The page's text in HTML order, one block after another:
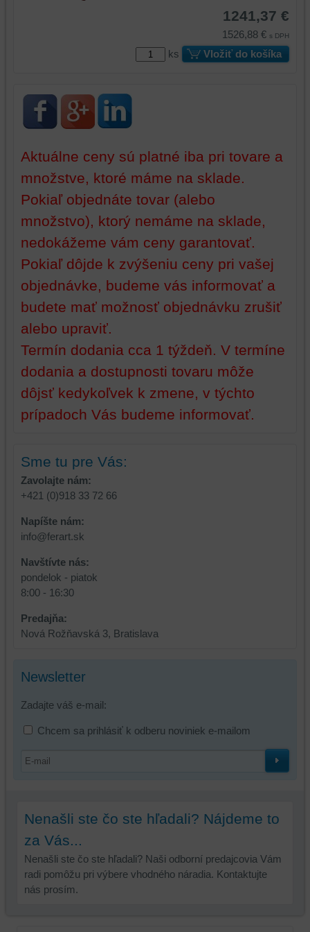
1241,37 €
1526,88 € s DPH
ks Vložiť do košíka
Aktuálne ceny sú platné iba pri tovare a
množstve, ktoré máme na sklade.
Pokiaľ objednáte tovar (alebo
množstvo), ktorý nemáme na sklade,
nedokážeme vám ceny garantovať.
Pokiaľ dôjde k zvýšeniu ceny pri vašej
objednávke, budeme vás informovať a
budete mať možnosť objednávku zrušiť
alebo upraviť.
Termín dodania cca 1 týždeň. V termíne
dodania a dostupnosti tovaru môže
dôjsť kedykoľvek k zmene, v týchto
prípadoch Vás budeme informovať.
Sme tu pre Vás:
Zavolajte nám:
+421 (0)918 33 72 66
Napíšte nám:
info@ferart.sk
Navštívte nás:
pondelok - piatok
8:00 - 16:30
Predajňa:
Nová Rožňavská 3, Bratislava
Newsletter
Zadajte váš e-mail:
Chcem sa prihlásiť k odberu noviniek e-mailom
Nenašli ste čo ste hľadali? Nájdeme to
za Vás...
Nenašli ste čo ste hľadali? Naši odborní predajcovia Vám
radi pomôžu pri výbere vhodného náradia. Kontaktujte
nás prosím.
dosiahnutie
základnej
platformy,
zážitku
prehliadania
a
zabezpečenia.
funkcie,
zlepšujú
zážitok
z
prehliadania,
niektoré
z
preferencií
bez
toho,
aby
ste
mali
účet
alebo
bez
prihlásenia,
a/alebo
zdroje
tretích
strán,
widgety
atď.